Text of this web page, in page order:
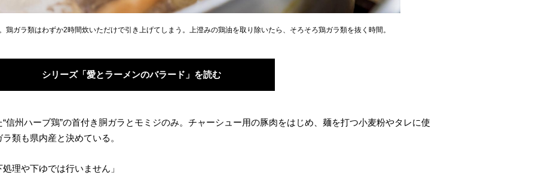
鶏ガラ類はわずか2時間炊いただけで引き上げてしまう。上澄みの鶏油を取り除いたら、そろそろ鶏ガラ類を抜く時間。
シリーズ「愛とラーメンのバラード」を読む
信州ハーブ鶏”の首付き胴ガラとモミジのみ。チャーシュー用の豚肉をはじめ、麺を打つ小麦粉やタレに使
類も県内産と決めている。
理や下ゆでは行いません」